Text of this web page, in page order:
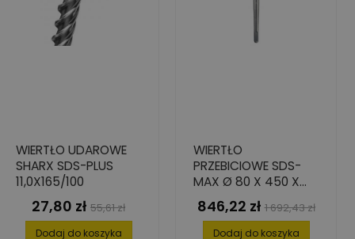
WIERTŁO UDAROWE
SHARX SDS-PLUS
11,0X165/100
Cena
27,80 zł Cena
podstawowa
55,61 zł
Dodaj do koszyka
WIERTŁO
PRZEBICIOWE SDS-
MAX Ø 80 X 450 X
590 MM
Cena
846,22 zł Cena
podstawowa
1 692,43 zł
Dodaj do koszyka